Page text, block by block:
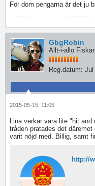
För dom pengarna är det ju
GbgRobin
Allt-i-allo
Reg.datum: Jul
2015-05-15, 11:05
Lina verkar vara lite "hit
tråden pratades det
varit nöjd med. Billig, samt